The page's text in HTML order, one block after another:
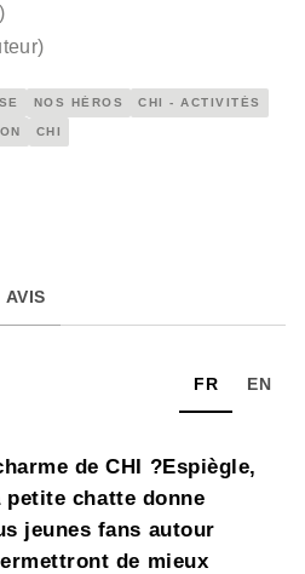
)
)
NOS HÉROS CHI - ACTIVITÉS
CHI
AVIS
FR EN
de CHI ?Espiègle,
chatte donne
jeunes fans autour
de mieux